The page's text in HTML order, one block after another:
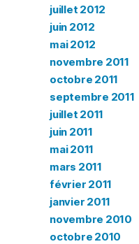
juillet 2012
juin 2012
mai 2012
novembre 2011
octobre 2011
septembre 2011
juillet 2011
juin 2011
mai 2011
mars 2011
février 2011
janvier 2011
novembre 2010
octobre 2010